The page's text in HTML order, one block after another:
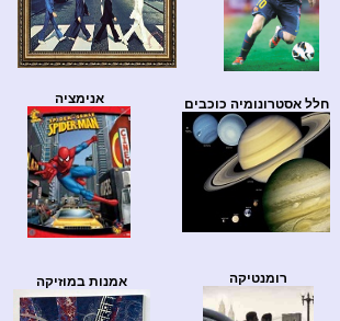
חלל אסטרונומיה כוכבים אנימציה
רומנטיקה אמנות במוזיקה